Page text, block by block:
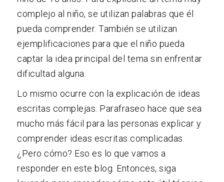
complejo al niño, se utilizan palabras que él
pueda comprender. También se utilizan
ejemplificaciones para que el niño pueda
captar la idea principal del tema sin enfrentar
dificultad alguna.
Lo mismo ocurre con la explicación de ideas
escritas complejas. Parafraseo hace que sea
mucho más fácil para las personas explicar y
comprender ideas escritas complicadas.
¿Pero cómo? Eso es lo que vamos a
responder en este blog. Entonces, siga